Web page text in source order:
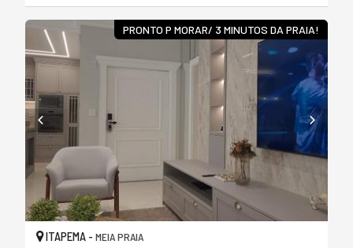
PRONTO P MORAR/ 3 MINUTOS DA PRAIA!
ITAPEMA - MEIA PRAIA